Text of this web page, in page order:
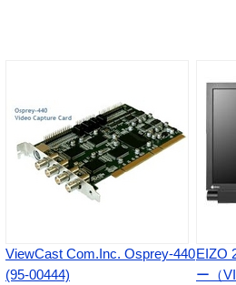
ViewCast Com.Inc. Osprey-440
(95-00444)
EIZO
ー（